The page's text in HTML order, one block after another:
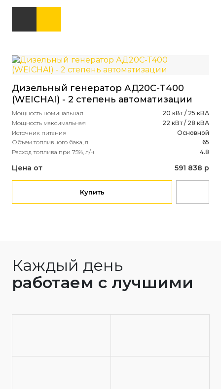
Дизельный генератор АД20С-Т400
(WEICHAI) - 2 степень автоматизации
Мощность номинальная
20 кВт / 25 кВА
Мощность максимальная
22 кВт / 28 кВА
Источник питания
Основной
Объем топливного бака, л
65
Расход топлива при 75%, л/ч
4.8
Цена от 591 838 р
Купить
Каждый день
работаем с лучшими